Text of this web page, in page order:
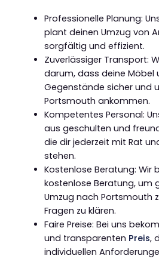
Professionelle Planung:
plant deinen Umzug von
sorgfältig und effizient.
Zuverlässiger Transport:
darum, dass deine Möbel
Gegenstände sicher und
Portsmouth ankommen.
Kompetentes Personal:
aus geschulten und
die dir jederzeit mit Rat
stehen.
Kostenlose Beratung: Wir
kostenlose Beratung, um
Umzug nach Portsmouth
Fragen zu klären.
Faire Preise: Bei uns
und transparenten Preis,
individuellen